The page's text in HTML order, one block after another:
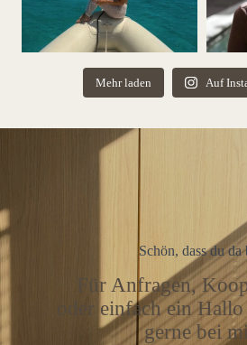
Mehr laden Auf
Schön, dass du da
Für Anfragen,
oder einfach ein
gerne bei